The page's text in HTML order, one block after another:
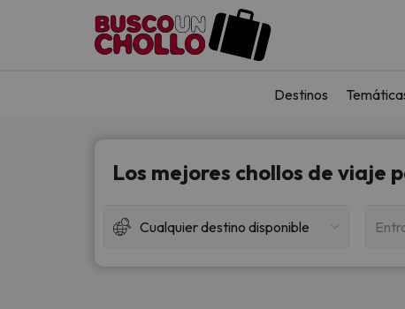
Destinos
Los mejores chollos de viaje
Cualquier destino disponible